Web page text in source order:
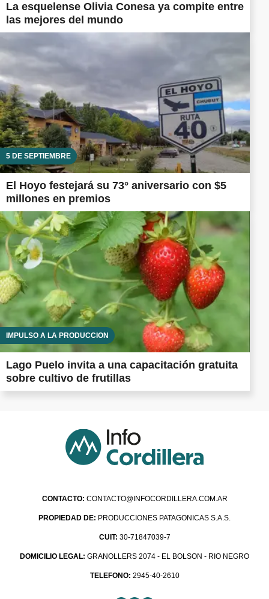
La esquelense Olivia Conesa ya compite entre
las mejores del mundo
5 DE SEPTIEMBRE
El Hoyo festejará su 73° aniversario con $5
millones en premios
IMPULSO A LA PRODUCCIÓN
Lago Puelo invita a una capacitación gratuita
sobre cultivo de frutillas
CONTACTO: CONTACTO@INFOCORDILLERA.COM.AR
PROPIEDAD DE: PRODUCCIONES PATAGONICAS S.A.S.
CUIT: 30-71847039-7
DOMICILIO LEGAL: GRANOLLERS 2074 - EL BOLSON - RIO NEGRO
TELEFONO: 2945-40-2610